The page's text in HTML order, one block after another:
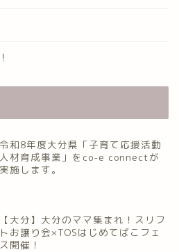
令和8年度大分県「子育て応援活動
人材育成事業」をco-e connectが
実施します。
【大分】大分のママ集まれ！スリフ
トお譲り会×TOSはじめてばこフェ
ス開催！